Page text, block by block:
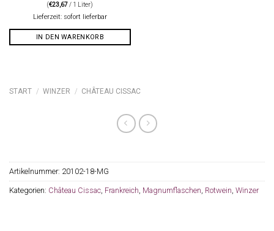
(€23,67/ 1 Liter)
Lieferzeit: sofort lieferbar
IN DEN WARENKORB
START / WINZER / CHÂTEAU CISSAC
Artikelnummer: 20102-18-MG
Kategorien: Château Cissac Frankreich Magnumflaschen Rotwein Winzer